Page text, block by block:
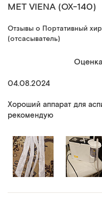
MET VIENA (ОХ-140)
Отзывы о Портативный
(отсасыватель)
04.08.2024
Хороший аппарат для
рекомендую